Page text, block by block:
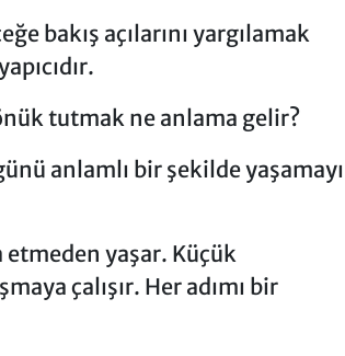
bakış açılarını yargılamak
tutmak ne anlama gelir?
anlamlı bir şekilde yaşamayı
yaşar. Küçük
çalışır. Her adımı bir